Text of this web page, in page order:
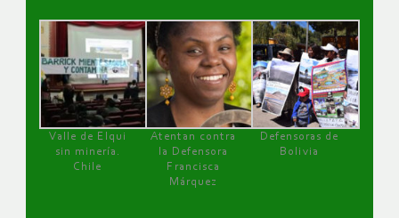
Valle de Elqui
sin minería.
Chile
Atentan contra
la Defensora
Francisca
Márquez
Defensoras de
Bolivia